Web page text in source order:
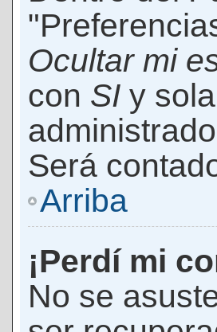
Ocultar mi
con SI y
Será
Arriba
¡Perdí mi
No se